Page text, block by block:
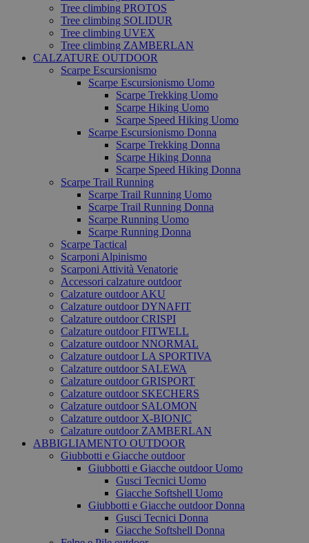
Tree climbing PROTOS
Tree climbing SOLIDUR
Tree climbing UVEX
Tree climbing ZAMBERLAN
CALZATURE OUTDOOR
Scarpe Escursionismo
Scarpe Escursionismo Uomo
Scarpe Trekking Uomo
Scarpe Hiking Uomo
Scarpe Speed Hiking Uomo
Scarpe Escursionismo Donna
Scarpe Trekking Donna
Scarpe Hiking Donna
Scarpe Speed Hiking Donna
Scarpe Trail Running
Scarpe Trail Running Uomo
Scarpe Trail Running Donna
Scarpe Running Uomo
Scarpe Running Donna
Scarpe Tactical
Scarponi Alpinismo
Scarponi Attività Venatorie
Accessori calzature outdoor
Calzature outdoor AKU
Calzature outdoor DYNAFIT
Calzature outdoor CRISPI
Calzature outdoor FITWELL
Calzature outdoor NNORMAL
Calzature outdoor LA SPORTIVA
Calzature outdoor SALEWA
Calzature outdoor GRISPORT
Calzature outdoor SKECHERS
Calzature outdoor SALOMON
Calzature outdoor X-BIONIC
Calzature outdoor ZAMBERLAN
ABBIGLIAMENTO OUTDOOR
Giubbotti e Giacche outdoor
Giubbotti e Giacche outdoor Uomo
Gusci Tecnici Uomo
Giacche Softshell Uomo
Giubbotti e Giacche outdoor Donna
Gusci Tecnici Donna
Giacche Softshell Donna